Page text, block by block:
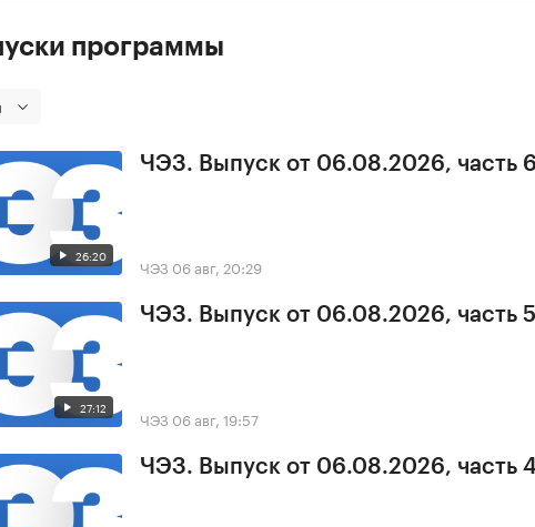
программы
26:20
ЧЭЗ. Выпуск от 06.08.2026, часть
ЧЭЗ 06 авг, 20:29
27:12
ЧЭЗ. Выпуск от 06.08.2026, часть 5
ЧЭЗ 06 авг, 19:57
ЧЭЗ. Выпуск от 06.08.2026, часть